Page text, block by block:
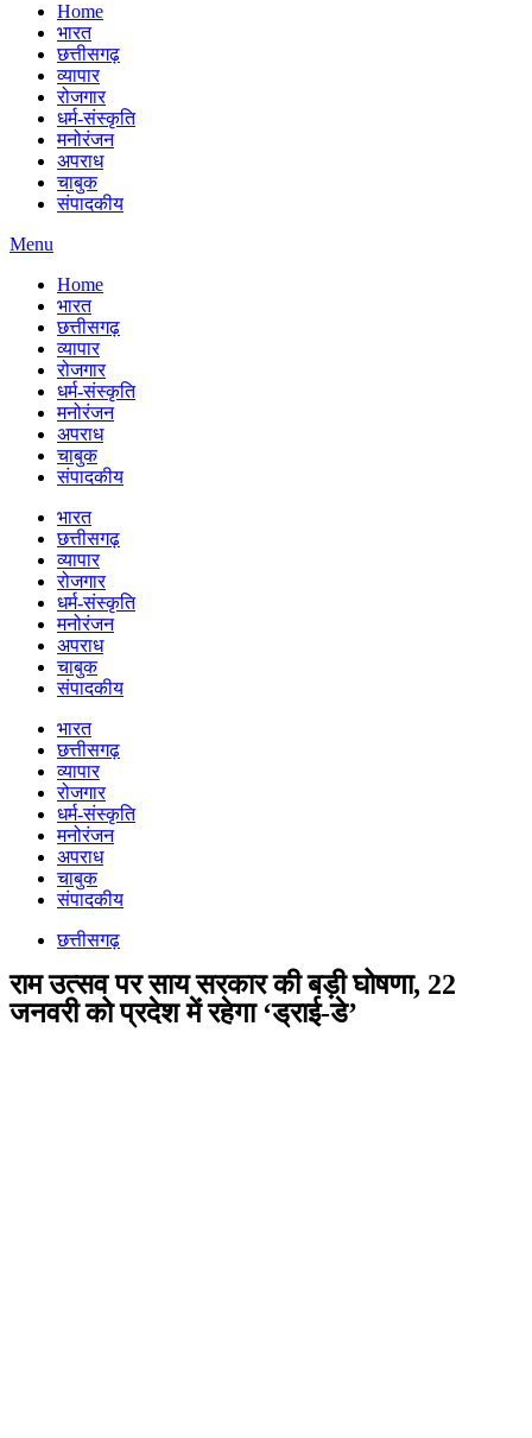
Home
भारत
छत्तीसगढ़
व्यापार
रोजगार
धर्म-संस्कृति
मनोरंजन
अपराध
चाबुक
संपादकीय
Menu
Home
भारत
छत्तीसगढ़
व्यापार
रोजगार
धर्म-संस्कृति
मनोरंजन
अपराध
चाबुक
संपादकीय
भारत
छत्तीसगढ़
व्यापार
रोजगार
धर्म-संस्कृति
मनोरंजन
अपराध
चाबुक
संपादकीय
भारत
छत्तीसगढ़
व्यापार
रोजगार
धर्म-संस्कृति
मनोरंजन
अपराध
चाबुक
संपादकीय
छत्तीसगढ़
राम उत्सव पर साय सरकार की बड़ी घोषणा, 22
जनवरी को प्रदेश में रहेगा ‘ड्राई-डे’